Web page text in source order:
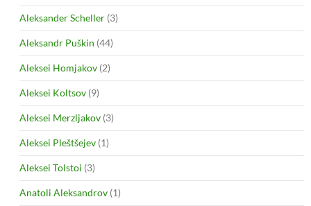
Aleksander Scheller (3)
Aleksandr Puškin (44)
Aleksei Homjakov (2)
Aleksei Koltsov (9)
Aleksei Merzljakov (3)
Aleksei Pleštšejev (1)
Aleksei Tolstoi (3)
Anatoli Aleksandrov (1)